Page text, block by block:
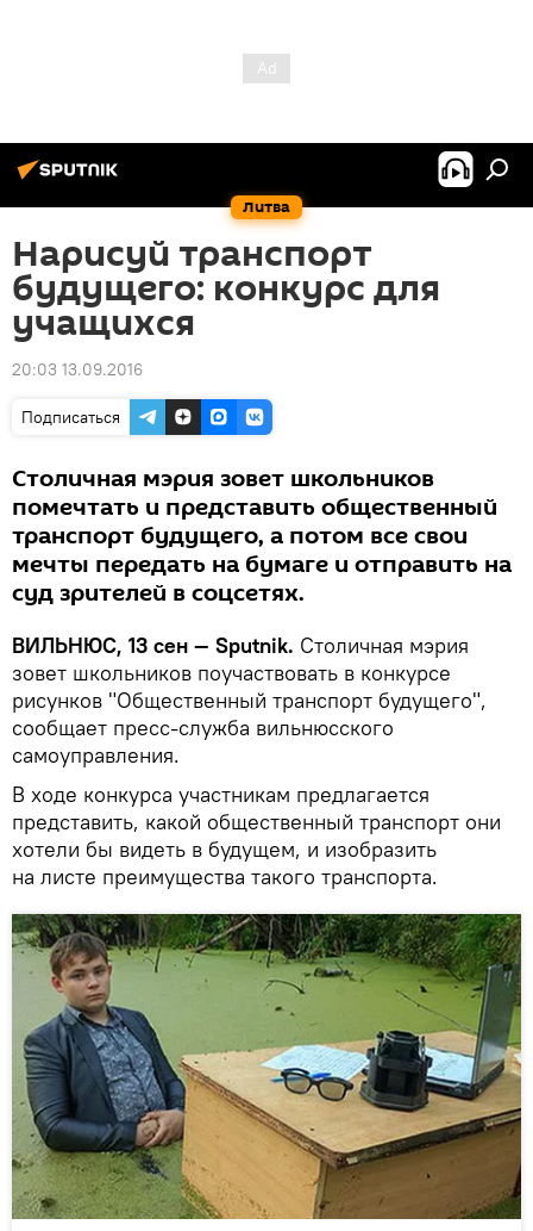
Литва
Нарисуй транспорт
будущего: конкурс для
учащихся
20:03 13.09.2016
Подписаться
Столичная мэрия зовет школьников
помечтать и представить общественный
транспорт будущего, а потом все свои
мечты передать на бумаге и отправить на
суд зрителей в соцсетях.
ВИЛЬНЮС, 13 сен — Sputnik. Столичная мэрия
зовет школьников поучаствовать в конкурсе
рисунков "Общественный транспорт будущего",
сообщает пресс-служба вильнюсского
самоуправления.
В ходе конкурса участникам предлагается
представить, какой общественный транспорт они
хотели бы видеть в будущем, и изобразить
на листе преимущества такого транспорта.